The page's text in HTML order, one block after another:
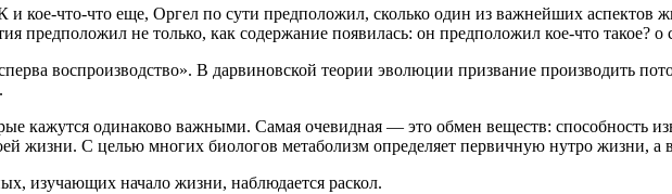
и кое-что-что еще, Оргел по сути предположил, сколько один из важнейших аспектов
предположил не только, как содержание появилась: он предположил кое-что такое? о
воспроизводство». В дарвиновской теории эволюции призвание производить
кажутся одинаково важными. Самая очевидная — это обмен веществ: способность
жизни. С целью многих биологов метаболизм определяет первичную нутро жизни, а
изучающих начало жизни, наблюдается раскол.